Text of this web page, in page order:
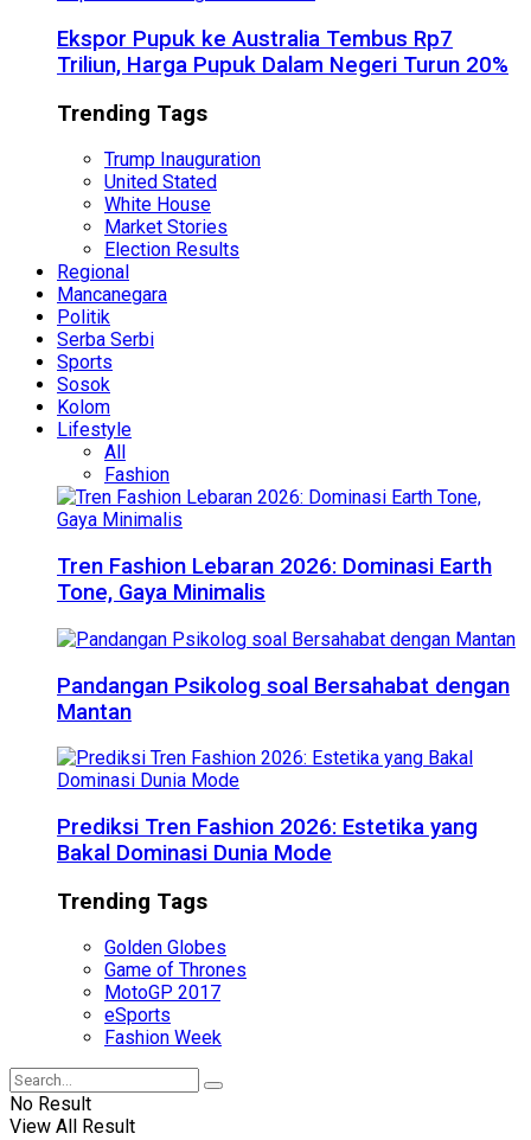
Ekspor Pupuk ke Australia Tembus Rp7
Triliun, Harga Pupuk Dalam Negeri Turun 20%
Trending Tags
Trump Inauguration
United Stated
White House
Market Stories
Election Results
Regional
Mancanegara
Politik
Serba Serbi
Sports
Sosok
Kolom
Lifestyle
All
Fashion
Tren Fashion Lebaran 2026: Dominasi Earth
Tone, Gaya Minimalis
Pandangan Psikolog soal Bersahabat dengan
Mantan
Prediksi Tren Fashion 2026: Estetika yang
Bakal Dominasi Dunia Mode
Trending Tags
Golden Globes
Game of Thrones
MotoGP 2017
eSports
Fashion Week
No Result
View All Result